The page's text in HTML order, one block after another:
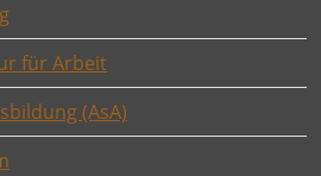
für Arbeit
(AsA)